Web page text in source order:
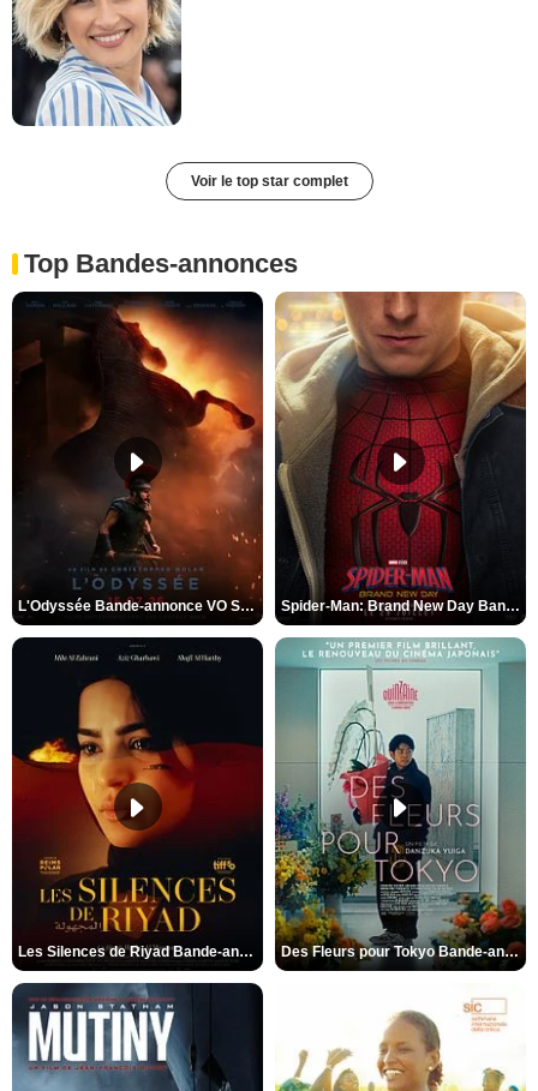
Voir le top star complet
Top Bandes-annonces
L'Odyssée Bande-annonce VO STFR Spider-Man: Brand New Day Bande-annonce VO STFR
Les Silences de Riyad Bande-annonce VO STFR Des Fleurs pour Tokyo Bande-annonce VO STFR